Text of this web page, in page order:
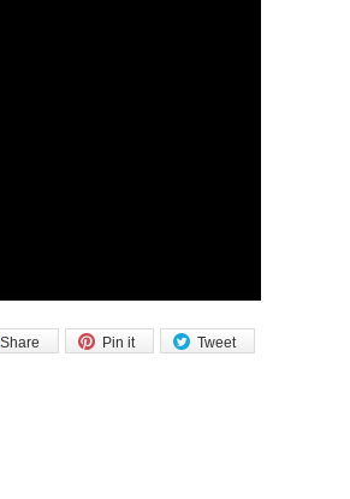
Tweet
Pin it
Share